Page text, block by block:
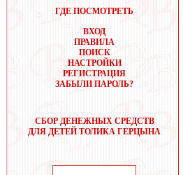
ГДЕ ПОСМОТРЕТЬ
ВХОД
ПРАВИЛА
ПОИСК
НАСТРОЙКИ
РЕГИСТРАЦИЯ
ЗАБЫЛИ ПАРОЛЬ?
СБОР ДЕНЕЖНЫХ СРЕДСТВ
ДЛЯ ДЕТЕЙ ТОЛИКА ГЕРЦЫНА